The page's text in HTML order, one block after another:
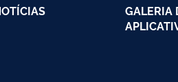
GALERIA